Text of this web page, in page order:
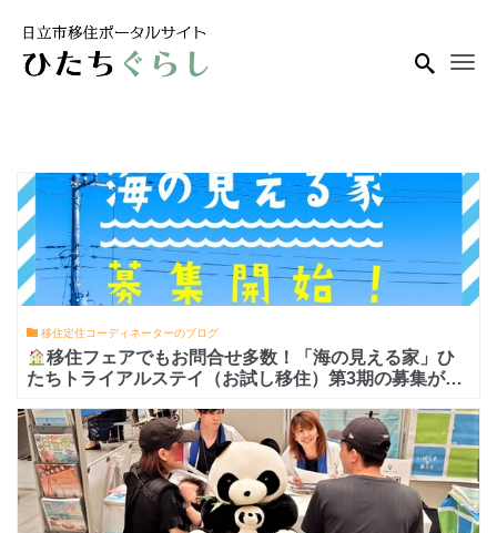
移住定住コーディネーターのブログ
移住フェアでもお問合せ多数！「海の見える家」ひ
たちトライアルステイ（お試し移住）第3期の募集がス